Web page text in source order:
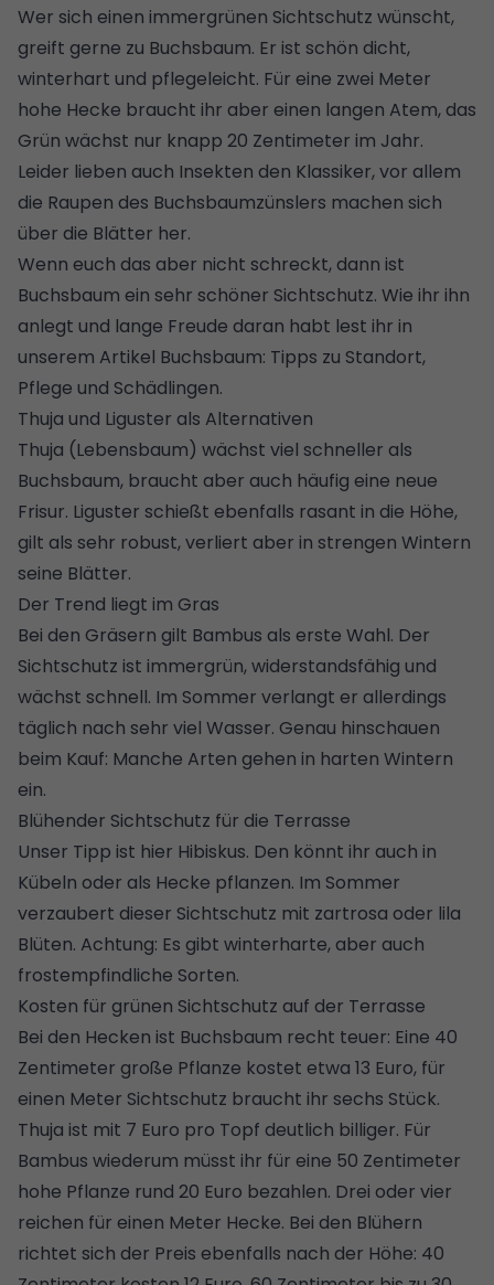
Wer sich einen immergrünen Sichtschutz wünscht,
greift gerne zu Buchsbaum. Er ist schön dicht,
winterhart und pflegeleicht. Für eine zwei Meter
hohe Hecke braucht ihr aber einen langen Atem, das
Grün wächst nur knapp 20 Zentimeter im Jahr.
Leider lieben auch Insekten den Klassiker, vor allem
die Raupen des Buchsbaumzünslers machen sich
über die Blätter her.
Wenn euch das aber nicht schreckt, dann ist
Buchsbaum ein sehr schöner Sichtschutz. Wie ihr ihn
anlegt und lange Freude daran habt lest ihr in
unserem Artikel Buchsbaum: Tipps zu Standort,
Pflege und Schädlingen.
Thuja und Liguster als Alternativen
Thuja (Lebensbaum) wächst viel schneller als
Buchsbaum, braucht aber auch häufig eine neue
Frisur. Liguster schießt ebenfalls rasant in die Höhe,
gilt als sehr robust, verliert aber in strengen Wintern
seine Blätter.
Der Trend liegt im Gras
Bei den Gräsern gilt Bambus als erste Wahl. Der
Sichtschutz ist immergrün, widerstandsfähig und
wächst schnell. Im Sommer verlangt er allerdings
täglich nach sehr viel Wasser. Genau hinschauen
beim Kauf: Manche Arten gehen in harten Wintern
ein.
Blühender Sichtschutz für die Terrasse
Unser Tipp ist hier Hibiskus. Den könnt ihr auch in
Kübeln oder als Hecke pflanzen. Im Sommer
verzaubert dieser Sichtschutz mit zartrosa oder lila
Blüten. Achtung: Es gibt winterharte, aber auch
frostempfindliche Sorten.
Kosten für grünen Sichtschutz auf der Terrasse
Bei den Hecken ist Buchsbaum recht teuer: Eine 40
Zentimeter große Pflanze kostet etwa 13 Euro, für
einen Meter Sichtschutz braucht ihr sechs Stück.
Thuja ist mit 7 Euro pro Topf deutlich billiger. Für
Bambus wiederum müsst ihr für eine 50 Zentimeter
hohe Pflanze rund 20 Euro bezahlen. Drei oder vier
reichen für einen Meter Hecke. Bei den Blühern
richtet sich der Preis ebenfalls nach der Höhe: 40